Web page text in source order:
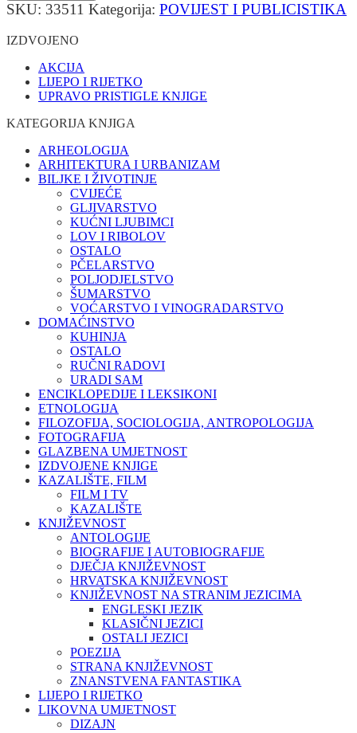
SKU: 33511 Kategorija: POVIJEST I PUBLICISTIKA
IZDVOJENO
AKCIJA
LIJEPO I RIJETKO
UPRAVO PRISTIGLE KNJIGE
KATEGORIJA KNJIGA
ARHEOLOGIJA
ARHITEKTURA I URBANIZAM
BILJKE I ŽIVOTINJE
CVIJEĆE
GLJIVARSTVO
KUĆNI LJUBIMCI
LOV I RIBOLOV
OSTALO
PČELARSTVO
POLJODJELSTVO
ŠUMARSTVO
VOĆARSTVO I VINOGRADARSTVO
DOMAĆINSTVO
KUHINJA
OSTALO
RUČNI RADOVI
URADI SAM
ENCIKLOPEDIJE I LEKSIKONI
ETNOLOGIJA
FILOZOFIJA, SOCIOLOGIJA, ANTROPOLOGIJA
FOTOGRAFIJA
GLAZBENA UMJETNOST
IZDVOJENE KNJIGE
KAZALIŠTE, FILM
FILM I TV
KAZALIŠTE
KNJIŽEVNOST
ANTOLOGIJE
BIOGRAFIJE I AUTOBIOGRAFIJE
DJEČJA KNJIŽEVNOST
HRVATSKA KNJIŽEVNOST
KNJIŽEVNOST NA STRANIM JEZICIMA
ENGLESKI JEZIK
KLASIČNI JEZICI
OSTALI JEZICI
POEZIJA
STRANA KNJIŽEVNOST
ZNANSTVENA FANTASTIKA
LIJEPO I RIJETKO
LIKOVNA UMJETNOST
DIZAJN